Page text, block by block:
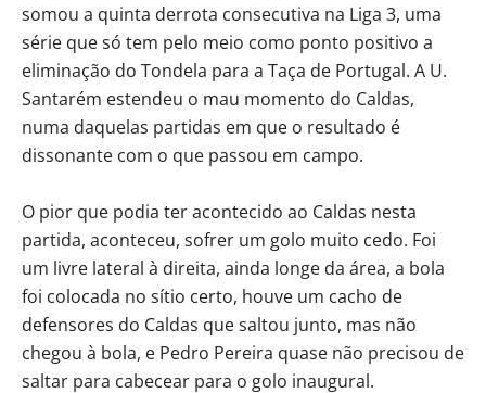
somou a quinta derrota consecutiva na Liga 3, uma
série que só tem pelo meio como ponto positivo a
eliminação do Tondela para a Taça de Portugal. A U.
Santarém estendeu o mau momento do Caldas,
numa daquelas partidas em que o resultado é
dissonante com o que passou em campo.
O pior que podia ter acontecido ao Caldas nesta
partida, aconteceu, sofrer um golo muito cedo. Foi
um livre lateral à direita, ainda longe da área, a bola
foi colocada no sítio certo, houve um cacho de
defensores do Caldas que saltou junto, mas não
chegou à bola, e Pedro Pereira quase não precisou de
saltar para cabecear para o golo inaugural.